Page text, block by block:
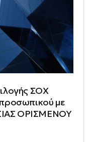
ΣΟΧ
με
ΟΡΙΣΜΕΝΟΥ